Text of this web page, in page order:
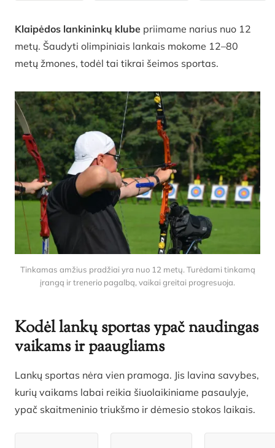
Klaipėdos lankininkų klube priimame narius nuo 12
metų. Šaudyti olimpiniais lankais mokome 12–80
metų žmones, todėl tai tikrai šeimos sportas.
Tinkamas amžius pradžiai yra nuo 12 metų. Turėdami tinkamą
įrangą ir trenerio pagalbą, vaikai greitai progresuoja.
Kodėl lankų sportas ypač naudingas
vaikams ir paaugliams
Lankų sportas nėra vien pramoga. Jis lavina savybes,
kurių vaikams labai reikia šiuolaikiniame pasaulyje,
ypač skaitmeninio triukšmo ir dėmesio stokos laikais.